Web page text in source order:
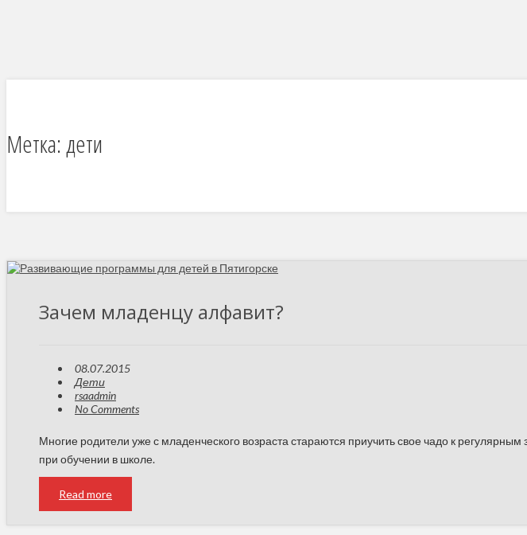
Метка:дети
Зачем младенцу алфавит?
08.07.2015
Дети
rsaadmin
No Comments
Многие родители уже с младенческого возраста стараются приучить свое чадо к
при обучении в школе.
Read more